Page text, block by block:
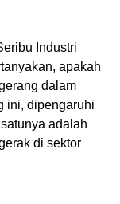
Industri
apakah
dalam
ini, dipengaruhi
adalah
di sektor